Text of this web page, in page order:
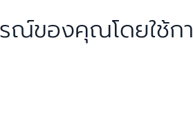
ณ์ของคุณโดยใช้ก